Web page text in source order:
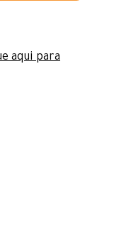
aqui para